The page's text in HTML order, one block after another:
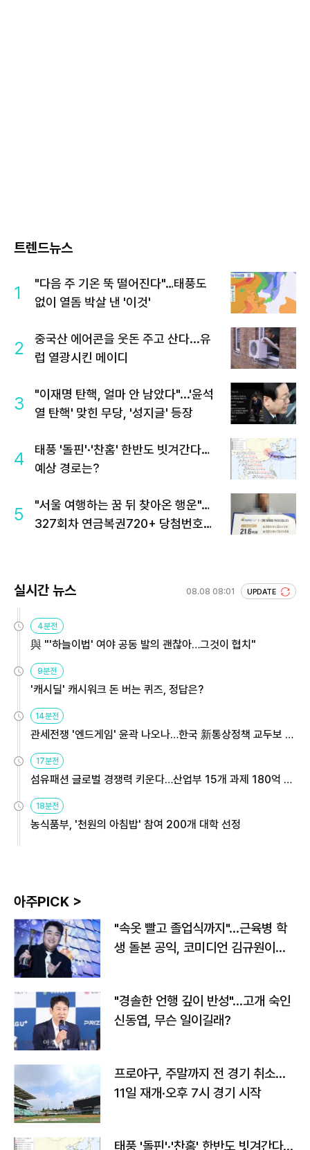
트렌드뉴스
1
"다음 주 기온 뚝 떨어진다"…태풍도
없이 열돔 박살 낸 '이것'
2
중국산 에어콘을 웃돈 주고 산다...유
럽 열광시킨 메이디
3
"이재명 탄핵, 얼마 안 남았다"...'윤석
열 탄핵' 맞힌 무당, '성지글' 등장
4
태풍 '돌핀'·'찬홈' 한반도 빗겨간다…
예상 경로는?
5
"서울 여행하는 꿈 뒤 찾아온 행운"…
327회차 연금복권720+ 당첨번호조
실시간 뉴스 08.08 08:01 UPDATE
4분전
與 "'하늘이법' 여야 공동 발의 괜찮아…그것이 협치"
9분전
'캐시딜' 캐시워크 돈 버는 퀴즈, 정답은?
14분전
관세전쟁 '엔드게임' 윤곽 나오나…한국 新통상정책 교두보 활
용해야
17분전
섬유패션 글로벌 경쟁력 키운다…산업부 15개 과제 180억 지
원
18분전
농식품부, '천원의 아침밥' 참여 200개 대학 선정
아주PICK >
"속옷 빨고 졸업식까지"…근육병 학
생 돌본 공익, 코미디언 김규원이었
"경솔한 언행 깊이 반성"…고개 숙인
신동엽, 무슨 일이길래?
프로야구, 주말까지 전 경기 취소…
11일 재개·오후 7시 경기 시작
태풍 '돌핀'·'찬홈' 한반도 빗겨간다…